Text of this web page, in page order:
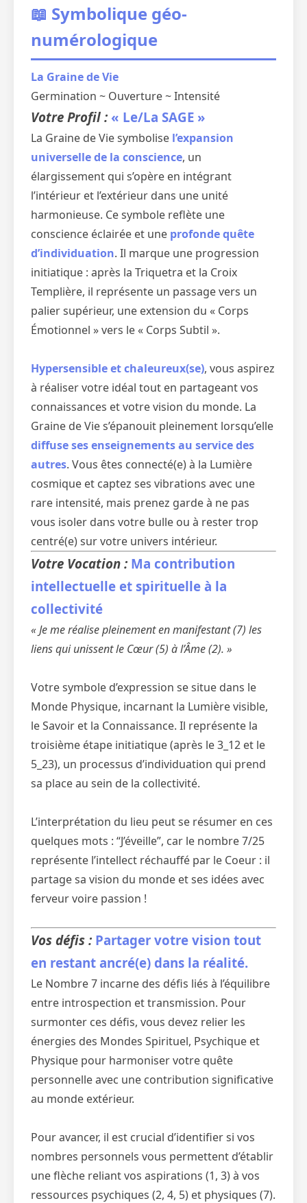
📖 Symbolique géo-
numérologique
La Graine de Vie
Germination ~ Ouverture ~ Intensité
Votre Profil : « Le/La SAGE »
La Graine de Vie symbolise l’expansion
universelle de la conscience, un
élargissement qui s’opère en intégrant
l’intérieur et l’extérieur dans une unité
harmonieuse. Ce symbole reflète une
conscience éclairée et une profonde quête
d’individuation. Il marque une progression
initiatique : après la Triquetra et la Croix
Templière, il représente un passage vers un
palier supérieur, une extension du « Corps
Émotionnel » vers le « Corps Subtil ».
Hypersensible et chaleureux(se), vous aspirez
à réaliser votre idéal tout en partageant vos
connaissances et votre vision du monde. La
Graine de Vie s’épanouit pleinement lorsqu’elle
diffuse ses enseignements au service des
autres. Vous êtes connecté(e) à la Lumière
cosmique et captez ses vibrations avec une
rare intensité, mais prenez garde à ne pas
vous isoler dans votre bulle ou à rester trop
centré(e) sur votre univers intérieur.
Votre Vocation : Ma contribution
intellectuelle et spirituelle à la
collectivité
« Je me réalise pleinement en manifestant (7) les
liens qui unissent le Cœur (5) à l’Âme (2). »
Votre symbole d’expression se situe dans le
Monde Physique, incarnant la Lumière visible,
le Savoir et la Connaissance. Il représente la
troisième étape initiatique (après le 3_12 et le
5_23), un processus d’individuation qui prend
sa place au sein de la collectivité.
L’interprétation du lieu peut se résumer en ces
quelques mots : “J’éveille”, car le nombre 7/25
représente l’intellect réchauffé par le Coeur : il
partage sa vision du monde et ses idées avec
ferveur voire passion !
Vos défis : Partager votre vision tout
en restant ancré(e) dans la réalité.
Le Nombre 7 incarne des défis liés à l’équilibre
entre introspection et transmission. Pour
surmonter ces défis, vous devez relier les
énergies des Mondes Spirituel, Psychique et
Physique pour harmoniser votre quête
personnelle avec une contribution significative
au monde extérieur.
Pour avancer, il est crucial d’identifier si vos
nombres personnels vous permettent d’établir
une flèche reliant vos aspirations (1, 3) à vos
ressources psychiques (2, 4, 5) et physiques (7).